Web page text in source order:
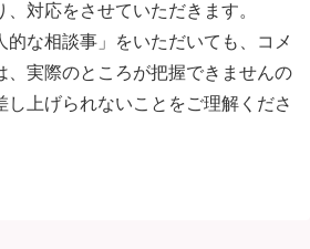
対応をさせていただきます。
的な相談事」をいただいても、コメ
、実際のところが把握できませんの
し上げられないことをご理解くださ